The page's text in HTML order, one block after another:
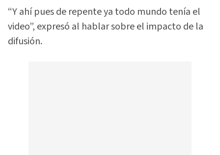
“Y ahí pues de repente ya todo mundo tenía el
video”, expresó al hablar sobre el impacto de la
difusión.